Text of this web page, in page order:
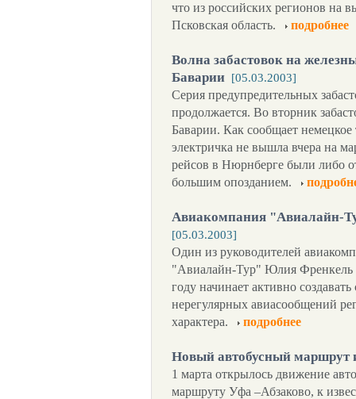
что из российских регионов на
Псковская область.
подробнее
Волна забастовок на
Баварии [05.03.2003]
Серия предупредительных
продолжается. Во вторник
Баварии. Как сообщает
электричка не вышла вчера на
рейсов в Нюрнберге были либо
большим опозданием.
Авиакомпания "Авиалайн-
[05.03.2003]
Один из руководителей
"Авиалайн-Тур" Юлия Френкель
году начинает активно
нерегулярных авиасообщений
характера.
подробнее
Новый автобусный маршрут
1 марта открылось движение
маршруту Уфа –Абзаково, к